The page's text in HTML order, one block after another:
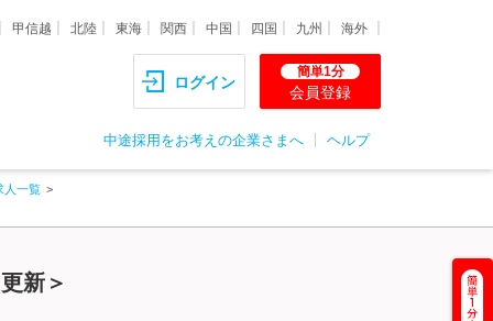
甲信越 北陸 東海 関西 中国 四国 九州 海外
ログイン
簡単1分
会員登録
中途採用をお考えの企業さまへ ヘルプ
人一覧
新＞